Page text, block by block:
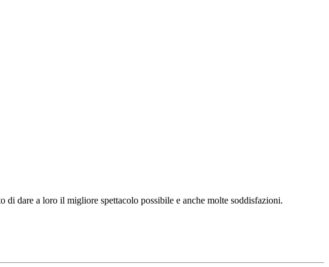
di dare a loro il migliore spettacolo possibile e anche molte soddisfazioni.